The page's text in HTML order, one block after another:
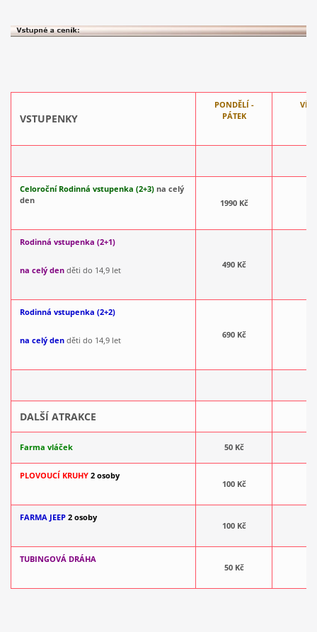
VSTUPENKY
PONDĚLÍ -
PÁTEK
Celoroční Rodinná vstupenka (2+3) na celý
den
1990 Kč
Rodinná vstupenka (2+1)
na celý den děti do 14,9 let
490 Kč
Rodinná vstupenka (2+2)
na celý den děti do 14,9 let
690 Kč
DALŠÍ ATRAKCE
Farma vláček 50 Kč
PLOVOUCÍ KRUHY 2 osoby
100 Kč
FARMA JEEP 2 osoby
100 Kč
TUBINGOVÁ DRÁHA
50 Kč